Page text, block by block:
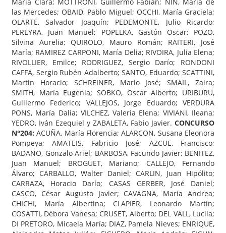
las Mercedes; OBAID, Pablo Miguel; OCCHI, María Graciela;
OLARTE, Salvador Joaquín; PEDEMONTE, Julio Ricardo;
PEREYRA, Juan Manuel; POPELKA, Gastón Oscar; POZO,
Silvina Aurelia; QUIROLO, Mauro Román; RAITERI, José
María; RAMIREZ CARPONI, María Delia; RIVOIRA, Julia Elena;
RIVOLLIER, Emilce; RODRIGUEZ, Sergio Darío; RONDONI
CAFFA, Sergio Rubén Adalberto; SANTO, Eduardo; SCATTINI,
Martin Horacio; SCHREINER, Mario José; SMAIL, Zaira;
SMITH, María Eugenia; SOBKO, Oscar Alberto; URIBURU,
Guillermo Federico; VALLEJOS, Jorge Eduardo; VERDURA
PONS, María Dalia; VILCHEZ, Valeria Elena; VIVIANI, Ileana;
YEDRO, Iván Ezequiel y ZABALETA, Fabio Javier. CONCURSO
N°204:ACUÑA, María Florencia; ALARCON, Susana Eleonora
Pompeya; AMATEIS, Fabricio José; AZCUE, Francisco;
BADANO, Gonzalo Ariel; BARBOSA, Facundo Javier; BENITEZ,
Juan Manuel; BROGUET, Mariano; CALLEJO, Fernando
Álvaro; CARBALLO, Walter Daniel; CARLIN, Juan Hipólito;
CARRAZA, Horacio Darío; CASAS GERBER, José Daniel;
CASCO, César Augusto Javier; CAVAGNA, María Andrea;
CHICHI, María Albertina; CLAPIER, Leonardo Martín;
COSATTI, Débora Vanesa; CRUSET, Alberto; DEL VALL, Lucila;
DI PRETORO, Micaela María; DIAZ, Pamela Nieves; ENRIQUE,